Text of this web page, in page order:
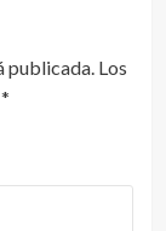
publicada. Los
*